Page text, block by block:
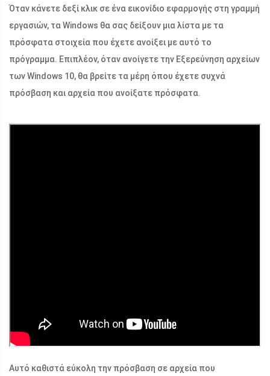
Όταν κάνετε δεξί κλικ σε ένα εικονίδιο εφαρμογής στη γραμμή
εργασιών, τα Windows θα σας δείξουν μια λίστα με τα
πρόσφατα στοιχεία που έχετε ανοίξει με αυτό το
πρόγραμμα. Επιπλέον, όταν ανοίγετε την Εξερεύνηση αρχείων
των Windows 10, θα βρείτε τα μέρη όπου έχετε συχνά
πρόσβαση και αρχεία που ανοίξατε πρόσφατα.
Αυτό καθιστά εύκολη την πρόσβαση σε αρχεία που